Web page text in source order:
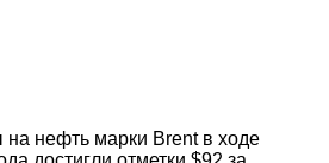
на нефть марки Brent в ходе